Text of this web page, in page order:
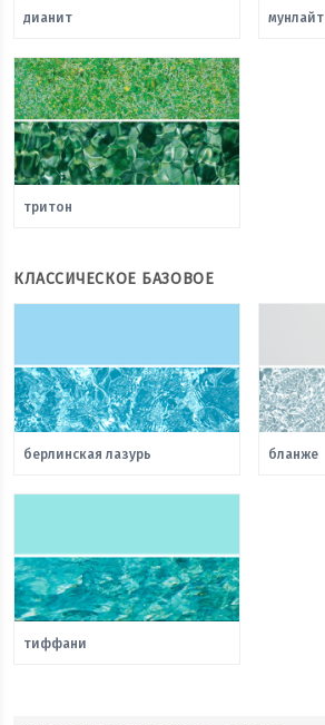
дианит мунлайт
тритон
КЛАССИЧЕСКОЕ БАЗОВОЕ
берлинская лазурь бланже
тиффани